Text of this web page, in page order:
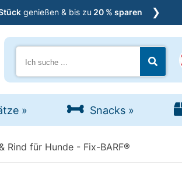
genießen & bis zu 20 % sparen ❯
Jetzt
» Snacks »
Rind für Hunde - Fix-BARF®